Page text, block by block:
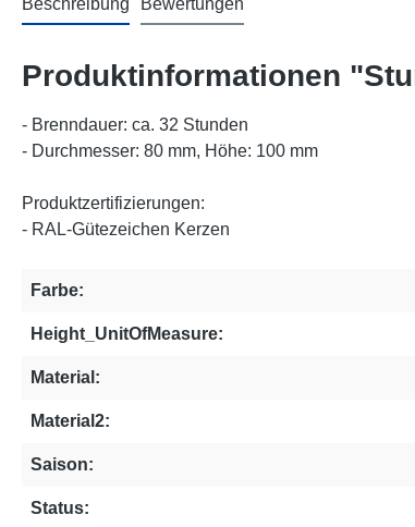
Beschreibung Bewertungen
Produktinformationen
- Brenndauer: ca. 32 Stunden
- Durchmesser: 80 mm, Höhe: 100 mm
Produktzertifizierungen:
- RAL-Gütezeichen Kerzen
Farbe:
Height_UnitOfMeasure:
Material:
Material2:
Saison:
Status: